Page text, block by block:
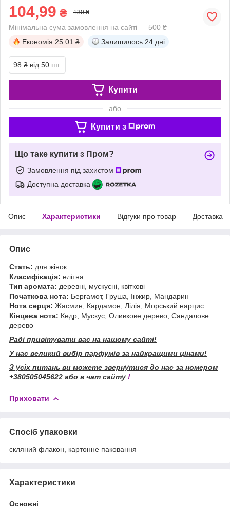
104,99 ₴ 130 ₴
Мінімальна сума замовлення на сайті — 500 ₴
Економія 25.01 ₴ Залишилось 24 дні
98 ₴ від 50 шт.
Купити
або
Купити з
Що таке купити з Пром?
Замовлення під захистом
Доступна доставка
Опис Характеристики Відгуки про товар Доставка
Опис
Стать: для жінок
Класифікація: елітна
Тип аромата: деревні, мускусні, квіткові
Початкова нота: Бергамот, Груша, Інжир, Мандарин
Нота серця: Жасмин, Кардамон, Лілія, Морський нарцис
Кінцева нота: Кедр, Мускус, Оливкове дерево, Сандалове
дерево
Раді привітувати вас на нашому сайті!
У нас великий вибір парфумів за найкращими цінами!
З усіх питань ви можете звернутися до нас за номером
+380505045622 або в чат сайту !
Приховати
Спосіб упаковки
скляний флакон, картонне паковання
Характеристики
Основні